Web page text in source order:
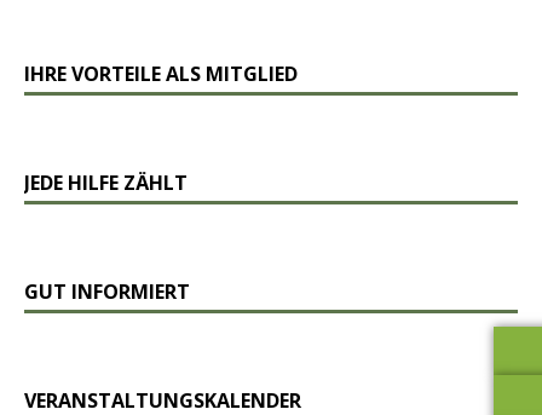
IHRE VORTEILE ALS MITGLIED
JEDE HILFE ZÄHLT
GUT INFORMIERT
VERANSTALTUNGSKALENDER